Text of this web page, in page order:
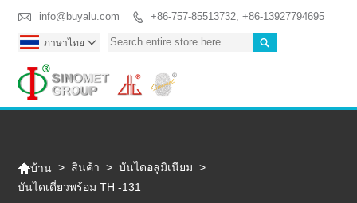
 info@buyalu.com  +86-757-85513732, +86-13927794695

ภาษาไทย 
บ้าน > สินค้า > บันไดอลูมิเนียม >
บันไดเดี่ยวพร้อม TH -131